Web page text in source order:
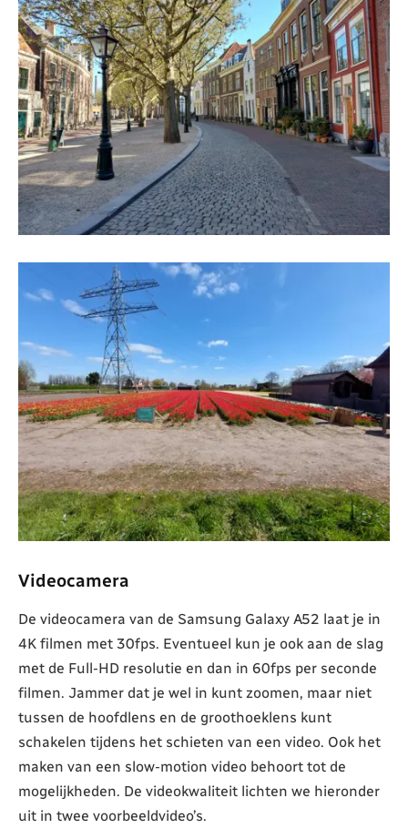
Videocamera
De videocamera van de Samsung Galaxy A52 laat je in
4K filmen met 30fps. Eventueel kun je ook aan de slag
met de Full-HD resolutie en dan in 60fps per seconde
filmen. Jammer dat je wel in kunt zoomen, maar niet
tussen de hoofdlens en de groothoeklens kunt
schakelen tijdens het schieten van een video. Ook het
maken van een slow-motion video behoort tot de
mogelijkheden. De videokwaliteit lichten we hieronder
uit in twee voorbeeldvideo’s.